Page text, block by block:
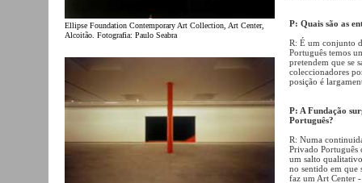
Ellipse Foundation Contemporary Art Collection, Art Center,
Alcoitão. Fotografia: Paulo Seabra
P: Quais são as
R: É um conjunto
Português temos
pretendem que se
coleccionadores
posição é
P: A Fundação
Português?
R: Numa
Privado Português
um salto
no sentido em que
faz um Art Center